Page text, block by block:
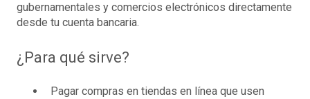
gubernamentales y comercios electrónicos directamente
desde tu cuenta bancaria.
¿Para qué sirve?
Pagar compras en tiendas en línea que usen